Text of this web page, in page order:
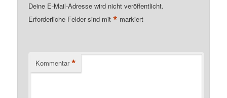
Deine E-Mail-Adresse wird nicht veröffentlicht.
Erforderliche Felder sind mit* markiert
Kommentar *